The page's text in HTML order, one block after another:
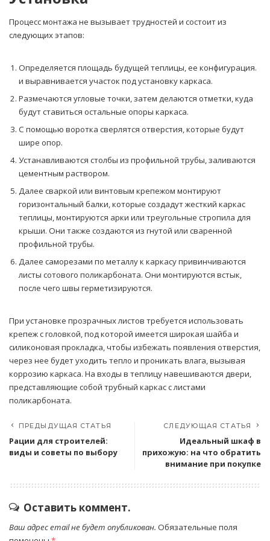
Процесс монтажа не вызывает трудностей и состоит из
следующих этапов:
Определяется площадь будущей теплицы, ее конфигурация.
и выравнивается участок под установку каркаса.
Размечаются угловые точки, затем делаются отметки, куда
будут ставиться остальные опоры каркаса.
С помощью воротка сверлятся отверстия, которые будут
шире опор.
Устанавливаются столбы из профильной трубы, заливаются
цементным раствором.
Далее сваркой или винтовым крепежом монтируют
горизонтальный балки, которые создадут жесткий каркас
теплицы, монтируются арки или треугольные стропила для
крыши. Они также создаются из гнутой или сваренной
профильной трубы.
Далее саморезами по металлу к каркасу привинчиваются
листы сотового поликарбоната. Они монтируются встык,
после чего швы герметизируются.
При установке прозрачных листов требуется использовать
крепеж с головкой, под которой имеется широкая шайба и
силиконовая прокладка, чтобы избежать появления отверстия,
через нее будет уходить тепло и проникать влага, вызывая
коррозию каркаса. На входы в теплицу навешиваются двери,
представляющие собой трубный каркас с листами
поликарбоната.
ПРЕДЫДУЩАЯ СТАТЬЯ
Рации для строителей:
виды и советы по выбору
СЛЕДУЮЩАЯ СТАТЬЯ
Идеальный шкаф в
прихожую: на что обратить
внимание при покупке
Оставить коммент.
Ваш адрес email не будет опубликован. Обязательные поля